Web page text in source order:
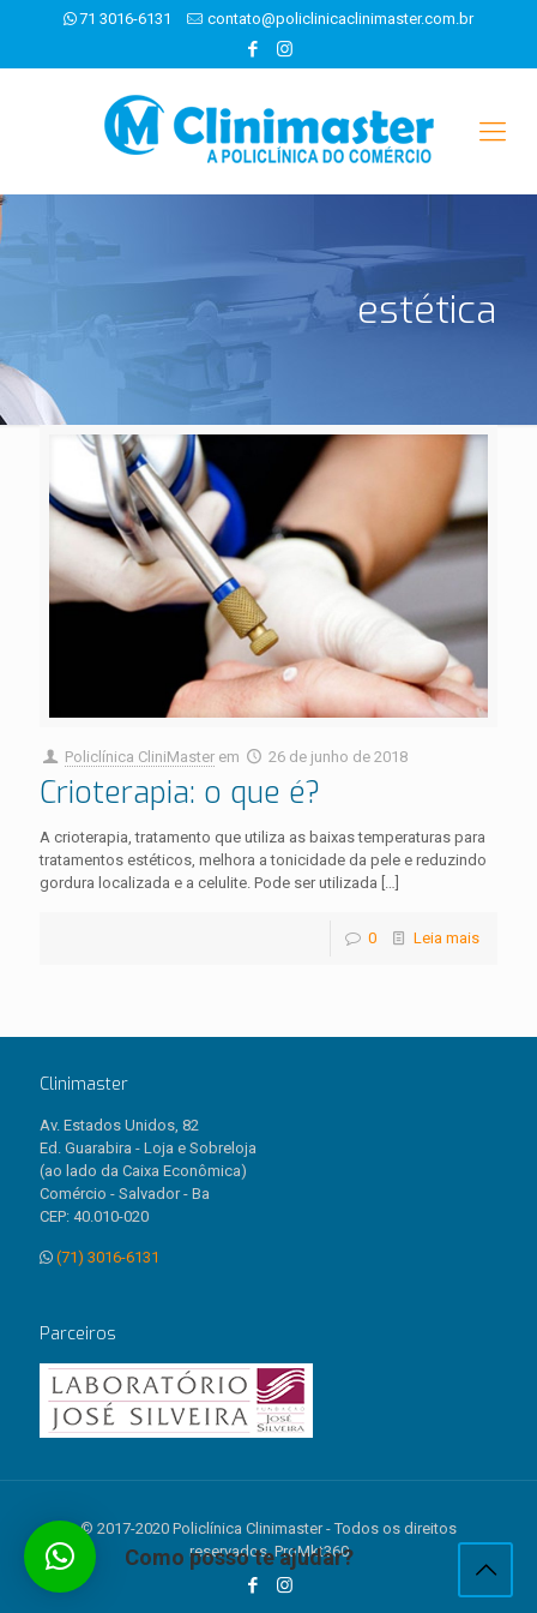
71 3016-6131 contato@policlinicaclinimaster.com.br
estética
Policlínica CliniMaster em 26 de junho de 2018
Crioterapia: o que é?
A crioterapia, tratamento que utiliza as baixas temperaturas para
tratamentos estéticos, melhora a tonicidade da pele e reduzindo
gordura localizada e a celulite. Pode ser utilizada
0 Leia mais
Clinimaster
Av. Estados Unidos, 82
Ed. Guarabira - Loja e Sobreloja
(ao lado da Caixa Econômica)
Comércio - Salvador - Ba
CEP: 40.010-020
(71) 3016-6131
Parceiros
© 2017-2020 Policlínica Clinimaster - Todos os direitos
reservados. ProMkt360
Como posso te ajudar?